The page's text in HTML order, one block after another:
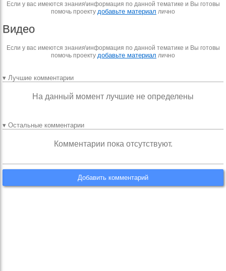
Если у вас имеются знания\информация по данной тематике и Вы готовы
помочь проекту добавьте материал лично
Видео
Если у вас имеются знания\информация по данной тематике и Вы готовы
помочь проекту добавьте материал лично
▾ Лучшие комментарии
На данный момент лучшие не определены
▾ Остальные комментарии
Комментарии пока отсутствуют.
Добавить комментарий